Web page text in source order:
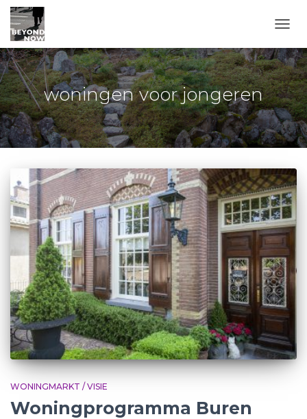
woningen voor jongeren
WONINGMARKT / VISIE
Woningprogramma Buren